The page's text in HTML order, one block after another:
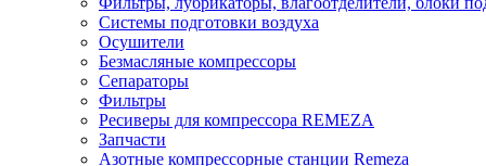
Системы подготовки воздуха
Осушители
Безмасляные компрессоры
Сепараторы
Фильтры
Ресиверы для компрессора REMEZA
Запчасти
Азотные компрессорные станции Remeza